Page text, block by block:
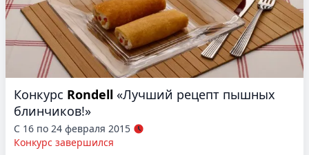
Конкурс Rondell «Лучший рецепт пышных
блинчиков!»
С 16 по 24 февраля 2015
Конкурс завершился